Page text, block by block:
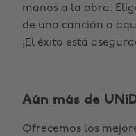
manos a la obra.
de una canción o
¡El éxito está
Aún más de
Ofrecemos los